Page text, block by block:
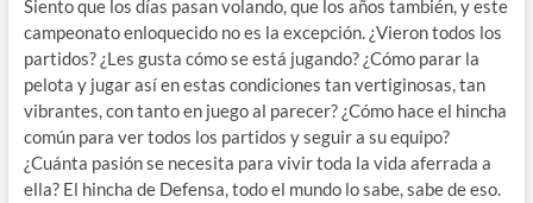
Siento que los días pasan volando, que los años también, y este
campeonato enloquecido no es la excepción. ¿Vieron todos los
partidos? ¿Les gusta cómo se está jugando? ¿Cómo parar la
pelota y jugar así en estas condiciones tan vertiginosas, tan
vibrantes, con tanto en juego al parecer? ¿Cómo hace el hincha
común para ver todos los partidos y seguir a su equipo?
¿Cuánta pasión se necesita para vivir toda la vida aferrada a
ella? El hincha de Defensa, todo el mundo lo sabe, sabe de eso.